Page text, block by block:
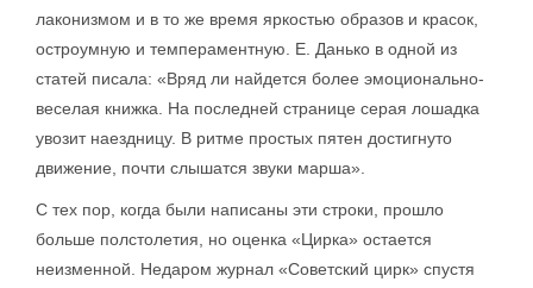
лаконизмом и в то же время яркостью образов и красок,
остроумную и темпераментную. Е. Данько в одной из
статей писала: «Вряд ли найдется более эмоционально-
веселая книжка. На последней странице серая лошадка
увозит наездницу. В ритме простых пятен достигнуто
движение, почти слышатся звуки марша».
С тех пор, когда были написаны эти строки, прошло
больше полстолетия, но оценка «Цирка» остается
неизменной. Недаром журнал «Советский цирк» спустя